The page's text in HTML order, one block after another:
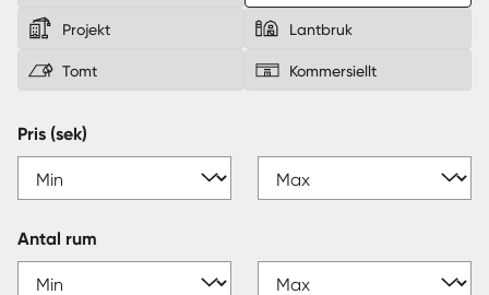
Projekt Lantbruk
Tomt Kommersiellt
Pris (sek)
Antal rum